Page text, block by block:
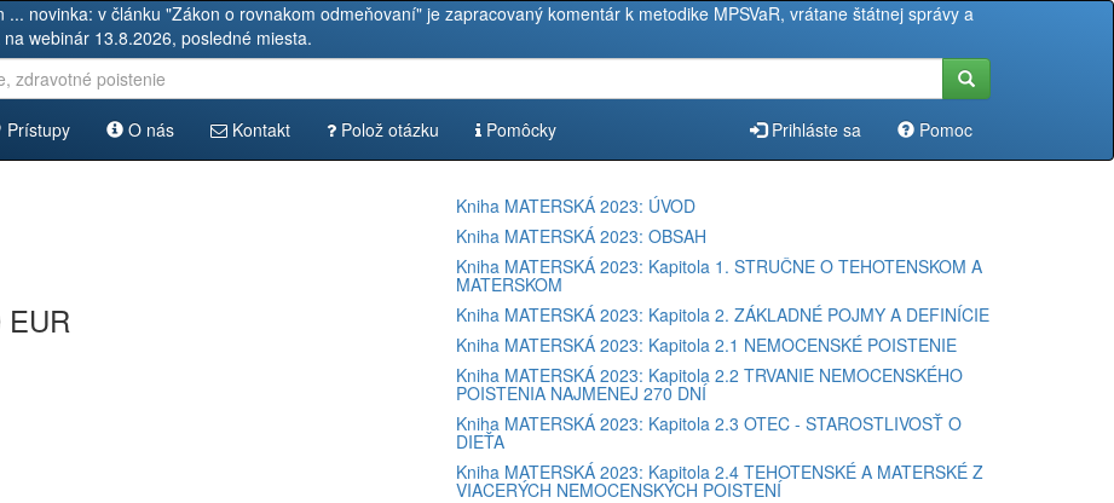
novinka: v článku "Zákon o rovnakom odmeňovaní" je zapracovaný komentár k metodike MPSVaR, vrátane štátnej správy a
webinár 13.8.2026, posledné miesta.
Prístupy O nás Kontakt Polož otázku Pomôcky Prihláste sa Pomoc
EUR
Kniha MATERSKÁ 2023: ÚVOD
Kniha MATERSKÁ 2023: OBSAH
Kniha MATERSKÁ 2023: Kapitola 1. STRUČNE O TEHOTENSKOM A
MATERSKOM
Kniha MATERSKÁ 2023: Kapitola 2. ZÁKLADNÉ POJMY A DEFINÍCIE
Kniha MATERSKÁ 2023: Kapitola 2.1 NEMOCENSKÉ POISTENIE
Kniha MATERSKÁ 2023: Kapitola 2.2 TRVANIE NEMOCENSKÉHO
POISTENIA NAJMENEJ 270 DNÍ
Kniha MATERSKÁ 2023: Kapitola 2.3 OTEC - STAROSTLIVOSŤ O
DIEŤA
Kniha MATERSKÁ 2023: Kapitola 2.4 TEHOTENSKÉ A MATERSKÉ Z
VIACERÝCH NEMOCENSKÝCH POISTENÍ